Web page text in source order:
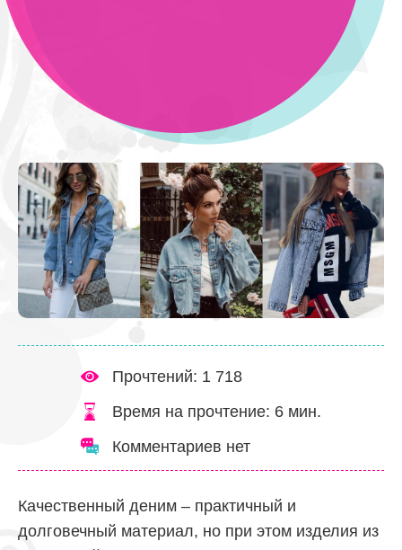
Прочтений: 1 718
Время на прочтение: 6 мин.
Комментариев нет
Качественный деним – практичный и
долговечный материал, но при этом изделия из